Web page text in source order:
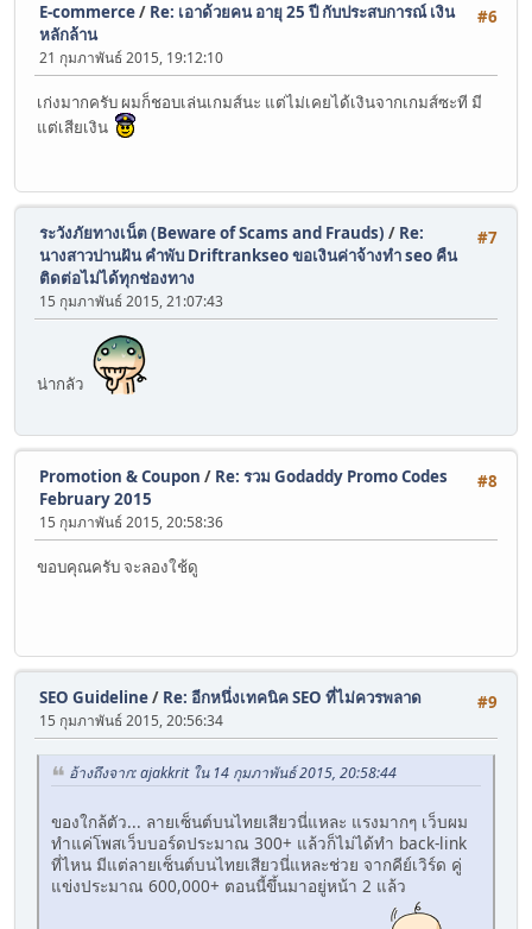
#6
E-commerce/ Re: เอาด้วยคน อายุ 25 ปี กับประสบการณ์ เงิน
หลักล้าน
21 กุมภาพันธ์ 2015, 19:12:10
เก่งมากครับ ผมก็ชอบเล่นเกมส์นะ แต่ไม่เคยได้เงินจากเกมส์ซะที มี
แต่เสียเงิน
#7
ระวังภัยทางเน็ต (Beware of Scams and Frauds) / Re:
นางสาวปานฝัน คำพับ Driftrankseo ขอเงินค่าจ้างทำ seo คืน
ติดต่อไม่ได้ทุกช่องทาง
15 กุมภาพันธ์ 2015, 21:07:43
น่ากลัว
#8
Promotion & Coupon / Re: รวม Godaddy Promo Codes
February 2015
15 กุมภาพันธ์ 2015, 20:58:36
ขอบคุณครับ จะลองใช้ดู
#9
SEO Guideline/ Re: อีกหนึ่งเทคนิค SEO ที่ไม่ควรพลาด
15 กุมภาพันธ์ 2015, 20:56:34
อ้างถึงจาก: ajakkrit ใน 14 กุมภาพันธ์ 2015, 20:58:44
ของใกล้ตัว... ลายเซ็นต์บนไทยเสียวนี่แหละ แรงมากๆ เว็บผม
ทำแค่โพสเว็บบอร์ดประมาณ 300+ แล้วก็ไม่ได้ทำ back-link
ที่ไหน มีแต่ลายเซ็นต์บนไทยเสียวนี่แหละช่วย จากคีย์เวิร์ด คู่
แข่งประมาณ 600,000+ ตอนนี้ขึ้นมาอยู่หน้า 2 แล้ว